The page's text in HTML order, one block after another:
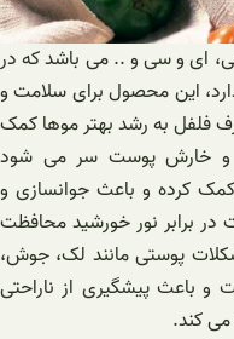
بی، ای و سی و .. می باشد که در
این محصول برای سلامت و
فلفل به رشد بهتر موها کمک
و خارش پوست سر می شود
کرده و باعث جوانسازی و
برابر نور خورشید محافظت
پوستی مانند لک، جوش،
و باعث پیشگیری از ناراحتی
کند.‌